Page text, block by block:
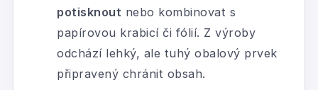
potisknout nebo kombinovat s
papírovou krabicí či fólií. Z výroby
odchází lehký, ale tuhý obalový prvek
připravený chránit obsah.